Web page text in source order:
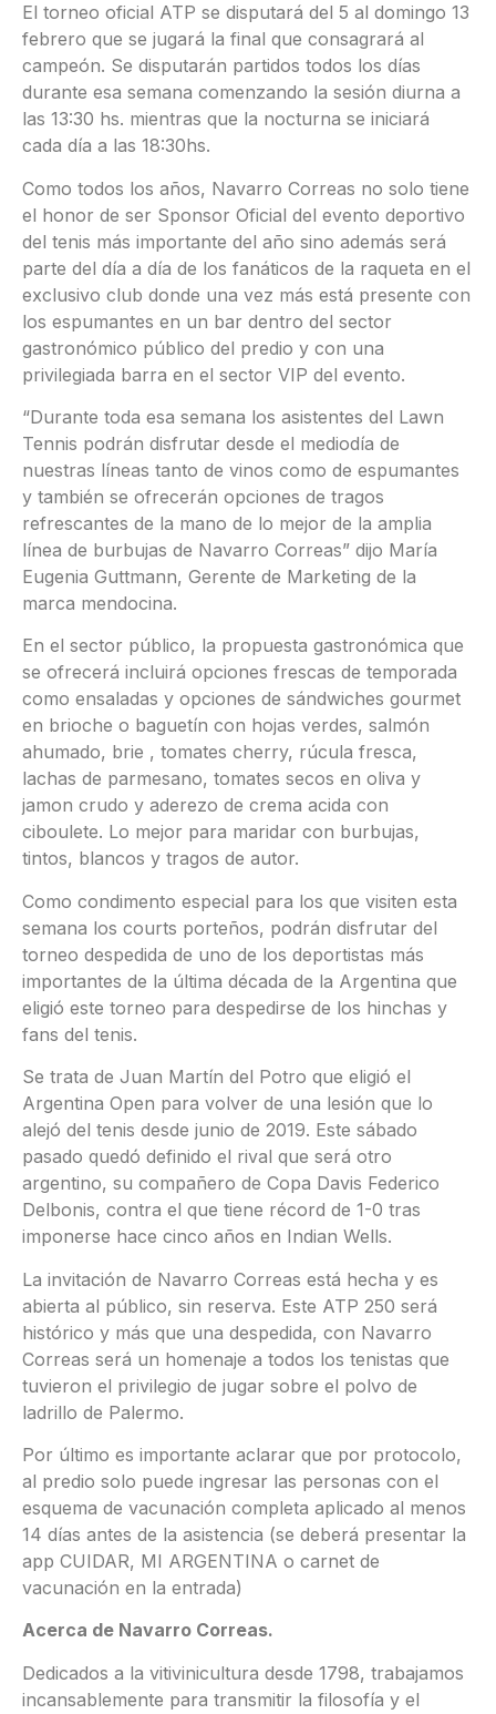
El torneo oficial ATP se disputará del 5 al domingo 13
febrero que se jugará la final que consagrará al
campeón. Se disputarán partidos todos los días
durante esa semana comenzando la sesión diurna a
las 13:30 hs. mientras que la nocturna se iniciará
cada día a las 18:30hs.
Como todos los años, Navarro Correas no solo tiene
el honor de ser Sponsor Oficial del evento deportivo
del tenis más importante del año sino además será
parte del día a día de los fanáticos de la raqueta en el
exclusivo club donde una vez más está presente con
los espumantes en un bar dentro del sector
gastronómico público del predio y con una
privilegiada barra en el sector VIP del evento.
“Durante toda esa semana los asistentes del Lawn
Tennis podrán disfrutar desde el mediodía de
nuestras líneas tanto de vinos como de espumantes
y también se ofrecerán opciones de tragos
refrescantes de la mano de lo mejor de la amplia
línea de burbujas de Navarro Correas” dijo María
Eugenia Guttmann, Gerente de Marketing de la
marca mendocina.
En el sector público, la propuesta gastronómica que
se ofrecerá incluirá opciones frescas de temporada
como ensaladas y opciones de sándwiches gourmet
en brioche o baguetín con hojas verdes, salmón
ahumado, brie , tomates cherry, rúcula fresca,
lachas de parmesano, tomates secos en oliva y
jamon crudo y aderezo de crema acida con
ciboulete. Lo mejor para maridar con burbujas,
tintos, blancos y tragos de autor.
Como condimento especial para los que visiten esta
semana los courts porteños, podrán disfrutar del
torneo despedida de uno de los deportistas más
importantes de la última década de la Argentina que
eligió este torneo para despedirse de los hinchas y
fans del tenis.
Se trata de Juan Martín del Potro que eligió el
Argentina Open para volver de una lesión que lo
alejó del tenis desde junio de 2019. Este sábado
pasado quedó definido el rival que será otro
argentino, su compañero de Copa Davis Federico
Delbonis, contra el que tiene récord de 1-0 tras
imponerse hace cinco años en Indian Wells.
La invitación de Navarro Correas está hecha y es
abierta al público, sin reserva. Este ATP 250 será
histórico y más que una despedida, con Navarro
Correas será un homenaje a todos los tenistas que
tuvieron el privilegio de jugar sobre el polvo de
ladrillo de Palermo.
Por último es importante aclarar que por protocolo,
al predio solo puede ingresar las personas con el
esquema de vacunación completa aplicado al menos
14 días antes de la asistencia (se deberá presentar la
app CUIDAR, MI ARGENTINA o carnet de
vacunación en la entrada)
Acerca de Navarro Correas.
Dedicados a la vitivinicultura desde 1798, trabajamos
incansablemente para transmitir la filosofía y el